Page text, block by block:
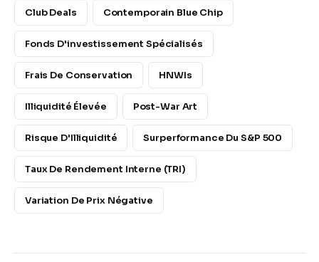
Club Deals Contemporain Blue Chip
Fonds D'investissement Spécialisés
Frais De Conservation HNWIs
Illiquidité Élevée Post-War Art
Risque D'Illiquidité Surperformance Du S&P 500
Taux De Rendement Interne (TRI)
Variation De Prix Négative